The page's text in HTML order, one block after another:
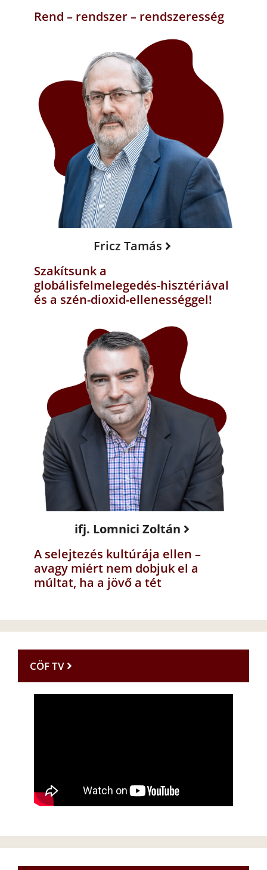
Rend – rendszer – rendszeresség
Fricz Tamás
Szakítsunk a
globálisfelmelegedés-hisztériával
és a szén-dioxid-ellenességgel!
ifj. Lomnici Zoltán
A selejtezés kultúrája ellen –
avagy miért nem dobjuk el a
múltat, ha a jövő a tét
CÖF TV